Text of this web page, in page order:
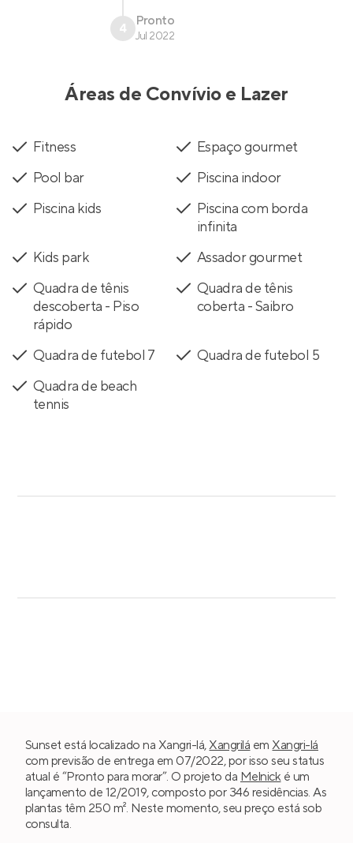
4 Pronto
Jul 2022
Áreas de Convívio e Lazer
Fitness
Espaço gourmet
Pool bar
Piscina indoor
Piscina kids
Piscina com borda
infinita
Kids park
Assador gourmet
Quadra de tênis
descoberta - Piso
rápido
Quadra de tênis
coberta - Saibro
Quadra de futebol 7
Quadra de futebol 5
Quadra de beach
tennis
Sunset está localizado na Xangri-lá,Xangrilá emXangri-lá
com previsão de entrega em 07/2022, por isso seu status
atual é “Pronto para morar”. O projeto da Melnické um
lançamento de 12/2019, composto por 346 residências. As
plantas têm 250 m². Neste momento, seu preço está sob
consulta.